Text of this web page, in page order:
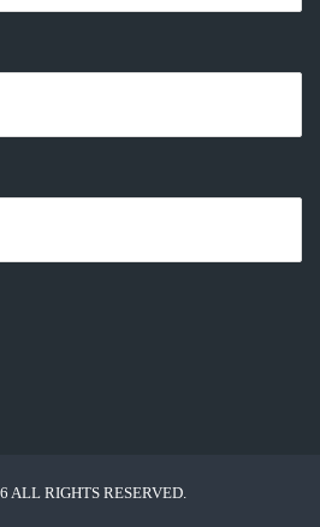
ALL RIGHTS RESERVED.